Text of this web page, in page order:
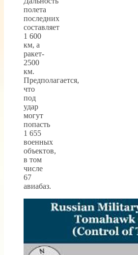
полета
последних
составляет
1 600
км, а
ракет-
2500
км.
Предполагается,
что
под
удар
могут
попасть
1 655
военных
объектов,
в том
числе
67
авиабаз.